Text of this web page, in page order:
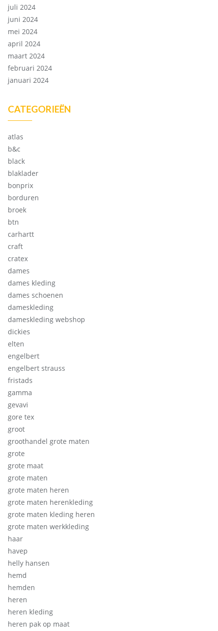
juli 2024
juni 2024
mei 2024
april 2024
maart 2024
februari 2024
januari 2024
CATEGORIEËN
atlas
b&c
black
blaklader
bonprix
borduren
broek
btn
carhartt
craft
cratex
dames
dames kleding
dames schoenen
dameskleding
dameskleding webshop
dickies
elten
engelbert
engelbert strauss
fristads
gamma
gevavi
gore tex
groot
groothandel grote maten
grote
grote maat
grote maten
grote maten heren
grote maten herenkleding
grote maten kleding heren
grote maten werkkleding
haar
havep
helly hansen
hemd
hemden
heren
heren kleding
heren pak op maat